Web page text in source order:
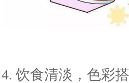
4. 饮食清淡，色彩